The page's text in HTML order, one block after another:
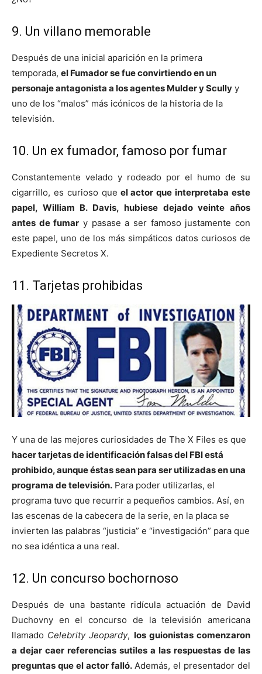
9. Un villano memorable
Después de una inicial aparición en la primera
temporada, el Fumador se fue convirtiendo en un
personaje antagonista a los agentes Mulder y Scully y
uno de los “malos” más icónicos de la historia de la
televisión.
10. Un ex fumador, famoso por fumar
Constantemente velado y rodeado por el humo de su
cigarrillo, es curioso que el actor que interpretaba este
papel, William B. Davis, hubiese dejado veinte años
antes de fumar y pasase a ser famoso justamente con
este papel, uno de los más simpáticos datos curiosos de
Expediente Secretos X.
11. Tarjetas prohibidas
Y una de las mejores curiosidades de The X Files es que
hacer tarjetas de identificación falsas del FBI está
prohibido, aunque éstas sean para ser utilizadas en una
programa de televisión. Para poder utilizarlas, el
programa tuvo que recurrir a pequeños cambios. Así, en
las escenas de la cabecera de la serie, en la placa se
invierten las palabras “justicia” e “investigación” para que
no sea idéntica a una real.
12. Un concurso bochornoso
Después de una bastante ridícula actuación de David
Duchovny en el concurso de la televisión americana
llamado Celebrity Jeopardy, los guionistas comenzaron
a dejar caer referencias sutiles a las respuestas de las
preguntas que el actor falló.Además, el presentador del